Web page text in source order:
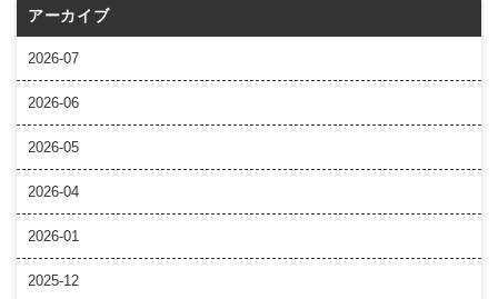
アーカイブ
2026-07
2026-06
2026-05
2026-04
2026-01
2025-12